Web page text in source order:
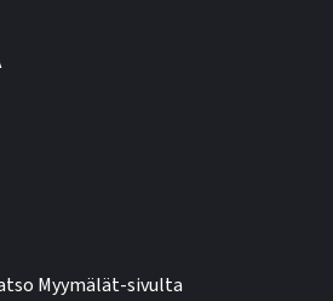
Myymälät-sivulta